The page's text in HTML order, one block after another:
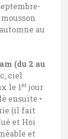
au
(du 2 au
ciel
le 1erjour
ensuite •
(il fait
et Hoi
et